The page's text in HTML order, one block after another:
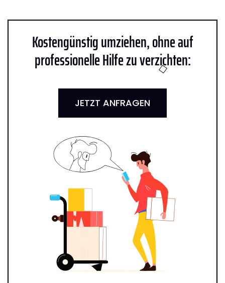
Kostengünstig umziehen, ohne auf
professionelle Hilfe zu verzichten:
JETZT ANFRAGEN